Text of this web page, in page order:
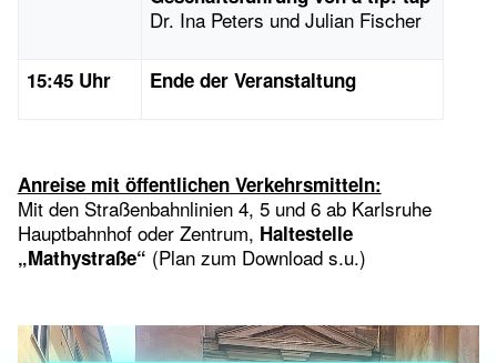
Dr. Ina Peters und Julian Fischer
15:45 Uhr Ende der Veranstaltung
Anreise mit öffentlichen Verkehrsmitteln:
Mit den Straßenbahnlinien 4, 5 und 6 ab Karlsruhe
Hauptbahnhof oder Zentrum, Haltestelle
„Mathystraße“ (Plan zum Download s.u.)